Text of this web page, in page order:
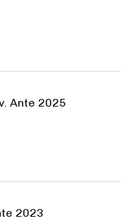
Ante 2025
2023